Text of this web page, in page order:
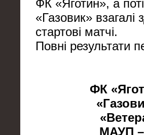
ФК «Яготин», а
«Газовик»
стартові матчі.
Повні результати
ФК
МАУП –